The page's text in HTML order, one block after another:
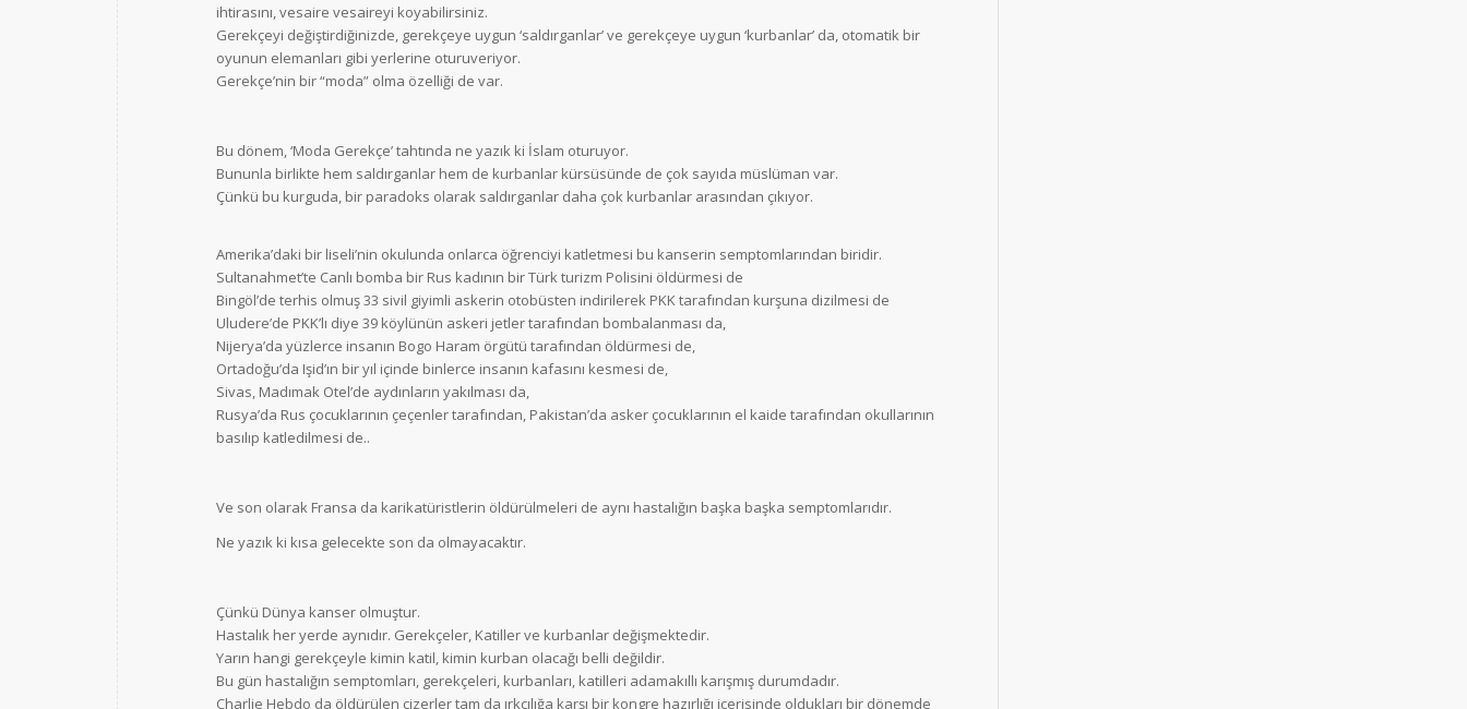
ihtirasını, vesaire vesaireyi koyabilirsiniz.
Gerekçeyi değiştirdiğinizde, gerekçeye uygun ‘saldırganlar’ ve gerekçeye uygun ‘kurbanlar’ da, otomatik bir
oyunun elemanları gibi yerlerine oturuveriyor.
Gerekçe’nin bir “moda” olma özelliği de var.
Bu dönem, ‘Moda Gerekçe’ tahtında ne yazık ki İslam oturuyor.
Bununla birlikte hem saldırganlar hem de kurbanlar kürsüsünde de çok sayıda müslüman var.
Çünkü bu kurguda, bir paradoks olarak saldırganlar daha çok kurbanlar arasından çıkıyor.
Amerika’daki bir liseli’nin okulunda onlarca öğrenciyi katletmesi bu kanserin semptomlarından biridir.
Sultanahmet’te Canlı bomba bir Rus kadının bir Türk turizm Polisini öldürmesi de
Bingöl’de terhis olmuş 33 sivil giyimli askerin otobüsten indirilerek PKK tarafından kurşuna dizilmesi de
Uludere’de PKK’lı diye 39 köylünün askeri jetler tarafından bombalanması da,
Nijerya’da yüzlerce insanın Bogo Haram örgütü tarafından öldürmesi de,
Ortadoğu’da Işid’ın bir yıl içinde binlerce insanın kafasını kesmesi de,
Sivas, Madımak Otel’de aydınların yakılması da,
Rusya’da Rus çocuklarının çeçenler tarafından, Pakistan’da asker çocuklarının el kaide tarafından okullarının
basılıp katledilmesi de..
Ve son olarak Fransa da karikatüristlerin öldürülmeleri de aynı hastalığın başka başka semptomlarıdır.
Ne yazık ki kısa gelecekte son da olmayacaktır.
Çünkü Dünya kanser olmuştur.
Hastalık her yerde aynıdır. Gerekçeler, Katiller ve kurbanlar değişmektedir.
Yarın hangi gerekçeyle kimin katil, kimin kurban olacağı belli değildir.
Bu gün hastalığın semptomları, gerekçeleri, kurbanları, katilleri adamakıllı karışmış durumdadır.
Charlie Hebdo da öldürülen çizerler tam da ırkçılığa karşı bir kongre hazırlığı içerisinde oldukları bir dönemde